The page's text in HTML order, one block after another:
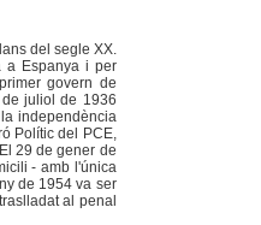
del segle XX.
a Espanya i per
govern de
juliol de 1936
independència
Polític del PCE,
29 de gener de
- amb l'única
de 1954 va ser
al penal